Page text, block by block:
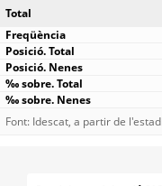
Total
Font: Idescat, a partir de